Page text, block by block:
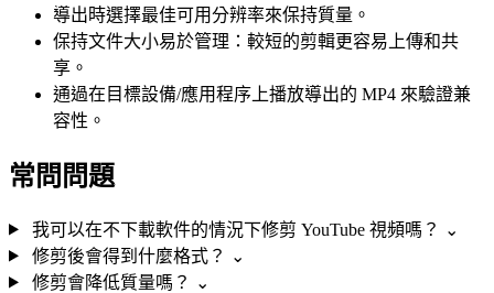
導出時選擇最佳可用分辨率來保持質量。
保持文件大小易於管理：較短的剪輯更容易上傳和共
享。
通過在目標設備/應用程序上播放導出的 MP4 來驗證兼
容性。
常問問題
我可以在不下載軟件的情況下修剪 YouTube 視頻嗎？
⌄
修剪後會得到什麼格式？
⌄
修剪會降低質量嗎？
⌄